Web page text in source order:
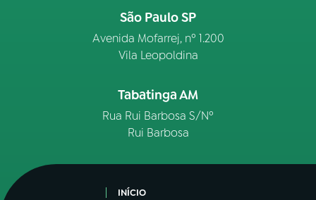
São Paulo SP
Avenida Mofarrej, nº 1.200
Vila Leopoldina
Tabatinga AM
Rua Rui Barbosa S/Nº
Rui Barbosa
INÍCIO